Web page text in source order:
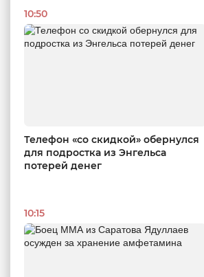
10:50
Телефон «со скидкой» обернулся
для подростка из Энгельса
потерей денег
10:15